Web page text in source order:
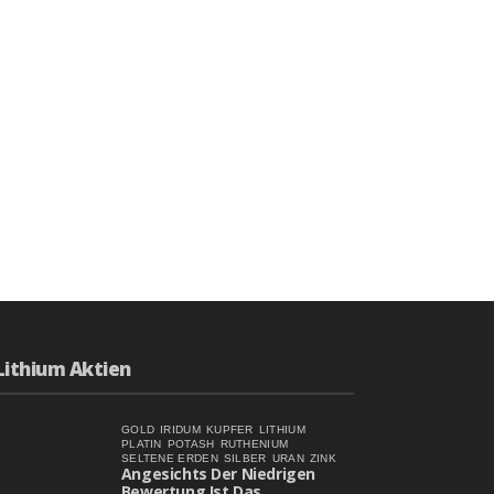
Aktien
GOLD IRIDUM KUPFER
LITHIUM
PLATIN
POTASH
RUTHENIUM
SELTENE ERDEN SILBER URAN ZINK
Angesichts Der Niedrigen